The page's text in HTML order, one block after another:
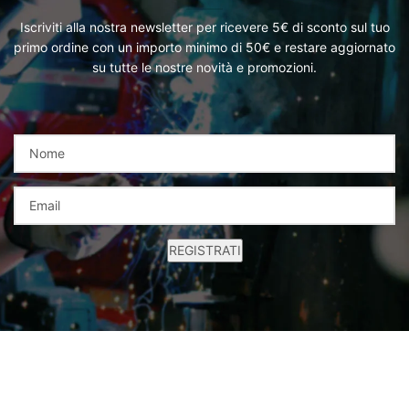
Iscriviti alla nostra newsletter per ricevere 5€ di sconto sul tuo
primo ordine con un importo minimo di 50€ e restare aggiornato
su tutte le nostre novità e promozioni.